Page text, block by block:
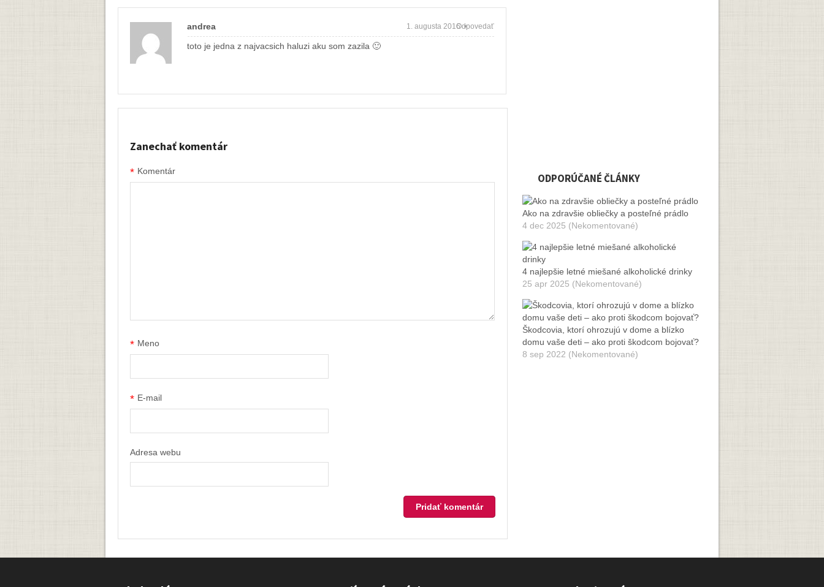
andrea 1. augusta 2016 •
toto je jedna z najvacsich haluzi aku som zazila 🙂
Odpovedať
Zanechať komentár
Komentár
*
Meno
*
E-mail
*
Adresa webu
ODPORÚČANÉ ČLÁNKY
Ako na zdravšie obliečky a posteľné prádlo
4 dec 2025 (Nekomentované)
4 najlepšie letné miešané alkoholické drinky
25 apr 2025 (Nekomentované)
Škodcovia, ktorí ohrozujú v dome a blízko
domu vaše deti – ako proti škodcom bojovať?
8 sep 2022 (Nekomentované)